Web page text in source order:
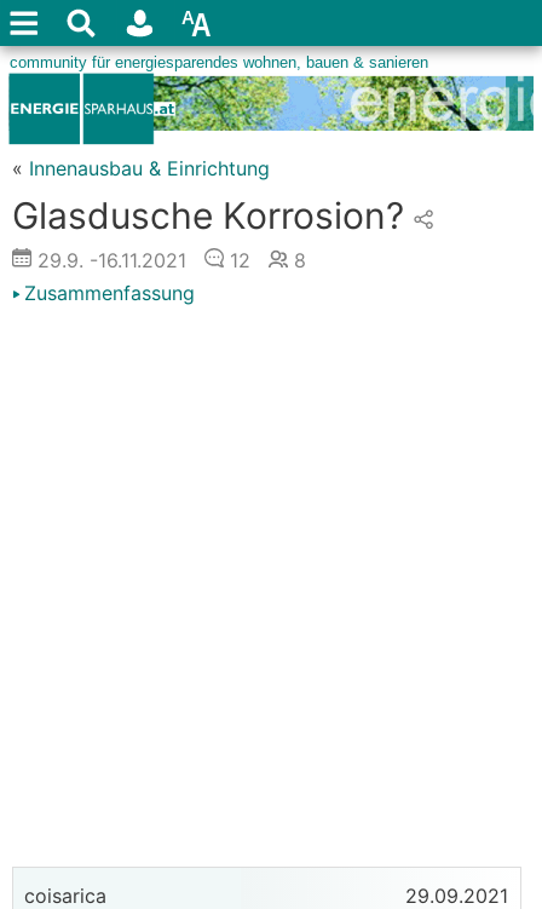
« Innenausbau & Einrichtung
Glasdusche Korrosion?
29.9. -16.11.2021 12
8
Zusammenfassung
coisarica 29.09.2021